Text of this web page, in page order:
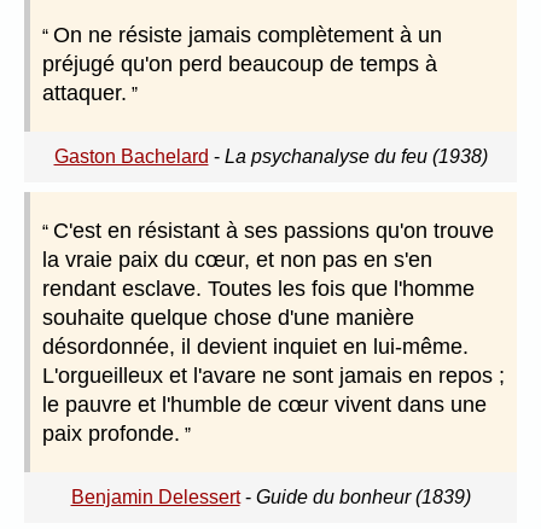
On ne résiste jamais complètement à un
préjugé qu'on perd beaucoup de temps à
attaquer.
Gaston Bachelard - La psychanalyse du feu (1938)
C'est en résistant à ses passions qu'on trouve
la vraie paix du cœur, et non pas en s'en
rendant esclave. Toutes les fois que l'homme
souhaite quelque chose d'une manière
désordonnée, il devient inquiet en lui-même.
L'orgueilleux et l'avare ne sont jamais en repos ;
le pauvre et l'humble de cœur vivent dans une
paix profonde.
Benjamin Delessert- Guide du bonheur (1839)